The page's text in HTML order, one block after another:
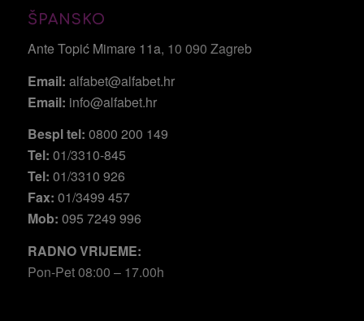
ŠPANSKO
Ante Topić Mimare 11a, 10 090 Zagreb
Email: alfabet@alfabet.hr
Email: info@alfabet.hr
Bespl tel: 0800 200 149
Tel: 01/3310-845
Tel: 01/3310 926
Fax: 01/3499 457
Mob: 095 7249 996
RADNO VRIJEME:
Pon-Pet 08:00 – 17.00h